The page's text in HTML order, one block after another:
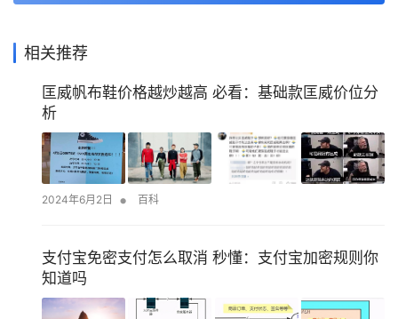
相关推荐
匡威帆布鞋价格越炒越高 必看：基础款匡威价位分
析
2024年6月2日 • 百科
支付宝免密支付怎么取消 秒懂：支付宝加密规则你
知道吗